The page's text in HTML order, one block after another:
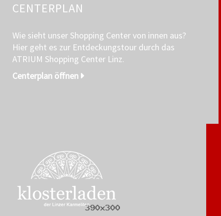
CENTERPLAN
Wie sieht unser Shopping Center von innen aus?
Hier geht es zur Entdeckungstour durch das
ATRIUM Shopping Center Linz.
Centerplan öffnen